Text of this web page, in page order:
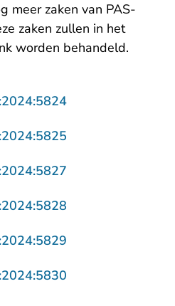
meer zaken van PAS-
zaken zullen in het
worden behandeld.
- U verlaat